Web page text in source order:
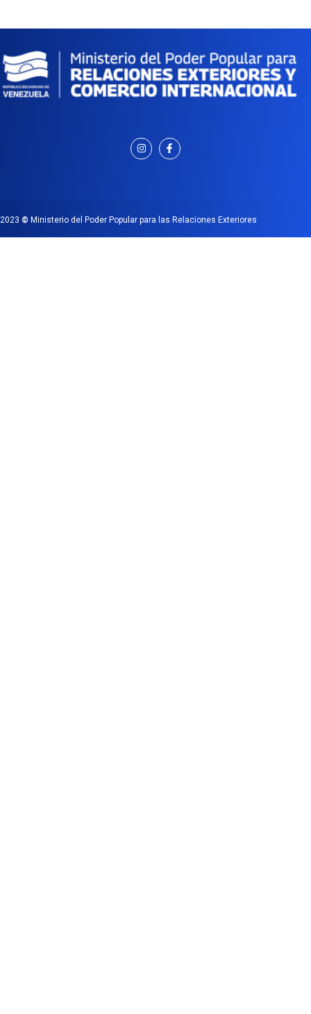
2023 © Ministerio del Poder Popular para las Relaciones Exteriores